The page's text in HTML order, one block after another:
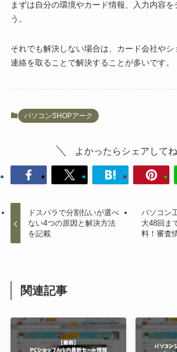
まずは自分の環境やカード情報、入力内容を
う。
それでも解決しない場合は、カード会社やシ
連絡を取ることで解決することが多いです。
パソコンSHOPアーク
よかったらシェアしてね
ドスパラで分割払いが選べ
ない4つの原因と解決方法
を記載
パソコン
大48回ま
料！審査
関連記事